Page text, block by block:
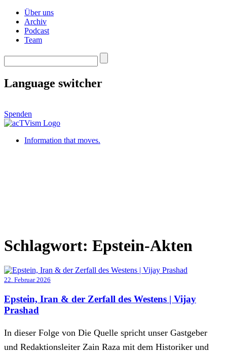
Über uns
Archiv
Podcast
Team
Language switcher
Spenden
Information that moves.
Schlagwort: Epstein-Akten
22. Februar 2026
Epstein, Iran & der Zerfall des Westens | Vijay
Prashad
In dieser Folge von Die Quelle spricht unser Gastgeber
und Redaktionsleiter Zain Raza mit dem Historiker und